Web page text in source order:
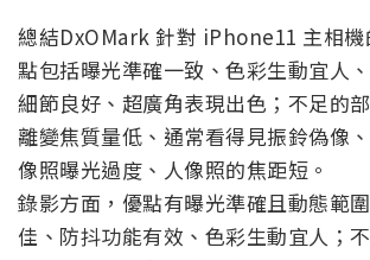
總結DxOMark 針對 iPhone11 主相
點包括曝光準確一致、色彩生動宜人
細節良好、超廣角表現出色；不足的
離變焦質量低、通常看得見振鈴偽像
像照曝光過度、人像照的焦距短。
錄影方面，優點有曝光準確且動態範
佳、防抖功能有效、色彩生動宜人；